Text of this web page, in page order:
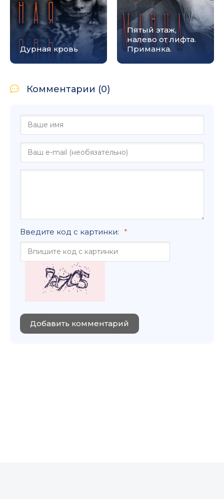
Дурная кровь
Пятый этаж,
налево от лифта.
Приманка.
Комментарии (0)
Введите код с картинки:
Добавить комментарий